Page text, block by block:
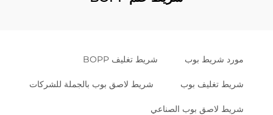
مورد شريط بوب شريط تغليف BOPP
شريط تغليف بوب شريط لاصق بوب بالجملة للشركات
شريط لاصق بوب الصناعي